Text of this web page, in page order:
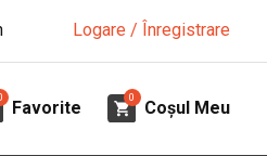
Logare / Înregistrare
Favorite
0
Coșul Meu